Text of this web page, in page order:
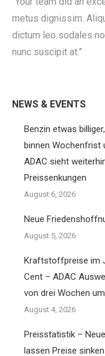
metus dignissim.
dictum leo sodales
nunc suscipit at.”
NEWS & EVENTS
Benzin etwas
binnen Wochenfrist
ADAC sieht
Preissenkungen
August 6, 2026
Neue
August 5, 2026
Kraftstoffpreise im
Cent – ADAC
von drei Wochen
August 4, 2026
Preisstatistik –
lassen Preise sinken